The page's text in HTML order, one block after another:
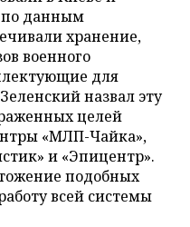
по данным
хранение,
военного
для
назвал эту
целей
«МЛП-Чайка»,
и «Эпицентр».
подобных
всей системы